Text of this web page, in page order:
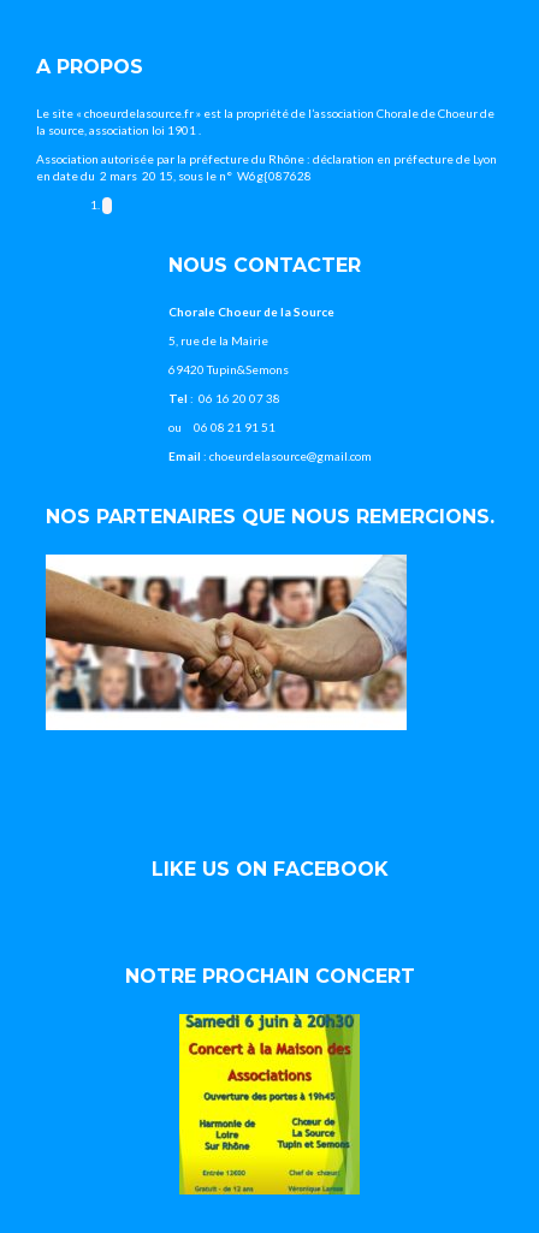
A PROPOS
Le site « choeurdelasource.fr » est la propriété de l’association Chorale de Choeur de
la source, association loi 1901 .
Association autorisée par la préfecture du Rhône : déclaration en préfecture de Lyon
en date du 2 mars 20 15, sous le n° W6g{087628
NOUS CONTACTER
Chorale Choeur de la Source
5, rue de la Mairie
69420 Tupin&Semons
Tel : 06 16 20 07 38
ou 06 08 21 91 51
Email : choeurdelasource@gmail.com
NOS PARTENAIRES QUE NOUS REMERCIONS.
LIKE US ON FACEBOOK
NOTRE PROCHAIN CONCERT